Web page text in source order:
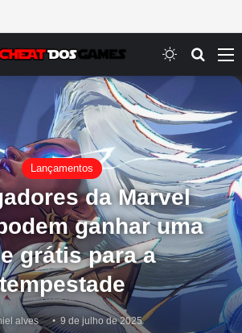
Switch skin
Lançamentos
da Marvel
ganhar uma
grátis para a
alves 9 de julho de 2025